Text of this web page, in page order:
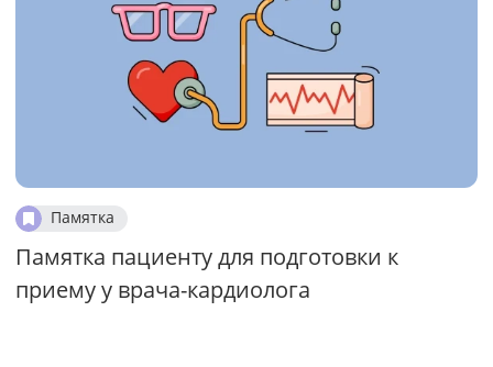
Памятка
Памятка пациенту для подготовки к
приему у врача-кардиолога